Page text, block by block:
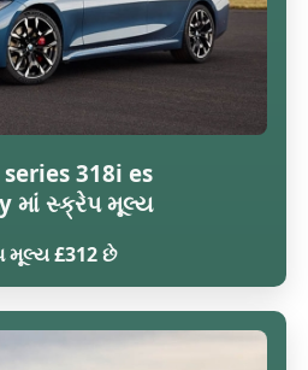
318i es
માં સ્ક્રેપ મૂલ્ય
મૂલ્ય £312 છે